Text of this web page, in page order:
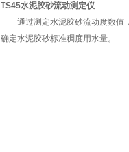
TS45水泥胶砂流动测定仪
通过测定水泥胶砂流动度数值
确定水泥胶砂标准稠度用水量。